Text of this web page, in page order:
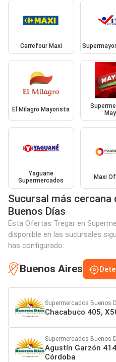
Carrefour Maxi
El Milagro Mayorista
Yaguane
Supermercados
Maxi
Sucursal más cercana
Buenos Días
Esta Ofertas Tregar en
disponible en las sucursales
has configurado:
Buenos Aires
Supermercados Buenos
Chacabuco 405,
Supermercados Buenos
Agustín Garzón
Córdoba